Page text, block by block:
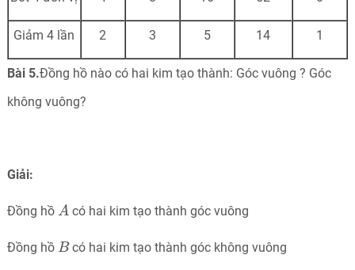
Giảm 4 lần 2 3 5 14 1
Bài 5.Đồng hồ nào có hai kim tạo thành: Góc vuông ? Góc
không vuông?
Giải:
Đồng hồ A
Acó hai kim tạo thành góc vuông
Đồng hồ B
Bcó hai kim tạo thành góc không vuông